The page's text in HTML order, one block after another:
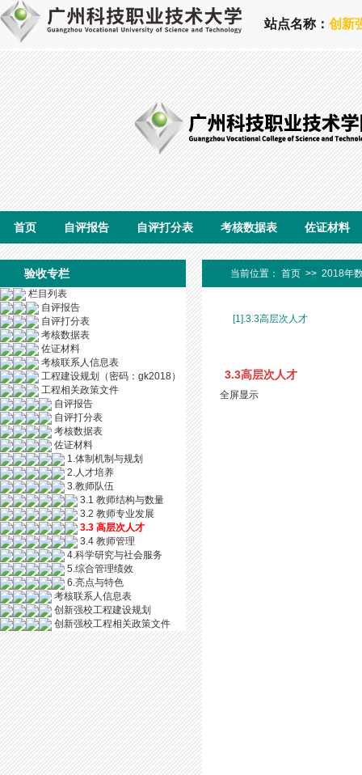
站点名称： 创新
首页 自评报告 自评打分表 考核数据表 佐证材料
验收专栏
栏目列表
自评报告
自评打分表
考核数据表
佐证材料
考核联系人信息表
工程建设规划（密码：gk2018）
工程相关政策文件
自评报告
自评打分表
考核数据表
佐证材料
1.体制机制与规划
2.人才培养
3.教师队伍
3.1 教师结构与数量
3.2 教师专业发展
3.3 高层次人才
3.4 教师管理
4.科学研究与社会服务
5.综合管理绩效
6.亮点与特色
考核联系人信息表
创新强校工程建设规划
创新强校工程相关政策文件
当前位置： 首页 >> 2018年
[1].3.3高层次人才
3.3高层次人才
全屏显示